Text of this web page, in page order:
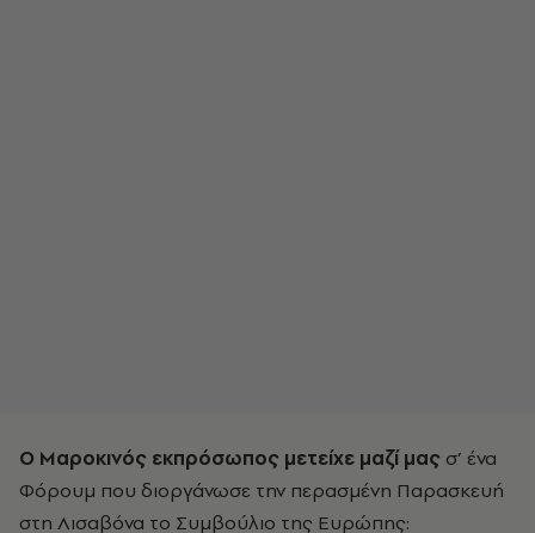
Ο Μαροκινός εκπρόσωπος μετείχε μαζί μας σ’ ένα
Φόρουμ που διοργάνωσε την περασμένη Παρασκευή
στη Λισαβόνα το Συμβούλιο της Ευρώπης: